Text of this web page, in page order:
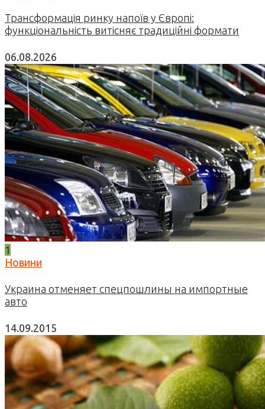
Трансформація ринку напоїв у Європі:
функціональність витісняє традиційні формати
06.08.2026
1
Новини
Украина отменяет спецпошлины на импортные
авто
14.09.2015